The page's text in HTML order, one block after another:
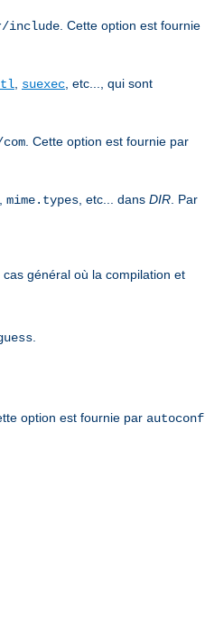
include . Cette option est fournie
suexec , etc..., qui sont
. Cette option est fournie par
mime.types , etc... dans DIR . Par
général où la compilation et
option est fournie par autoconf